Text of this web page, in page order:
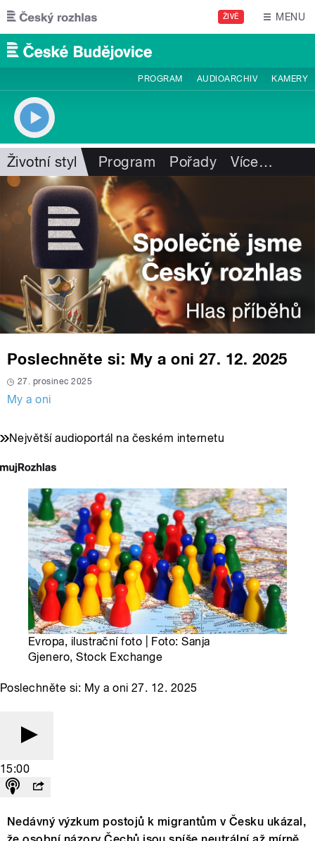
Přejít k hlavnímu obsahu
ŽIVĚ MENU
PROGRAM AUDIOARCHIV KAMERY
Životní styl Program Pořady Více…
Poslechněte si: My a oni 27. 12. 2025
27. prosinec 2025
My a oni
Největší audioportál na českém internetu
Evropa, ilustrační foto | Foto: Sanja
Gjenero, Stock Exchange
Poslechněte si: My a oni 27. 12. 2025
15:00
Nedávný výzkum postojů k migrantům v Česku ukázal,